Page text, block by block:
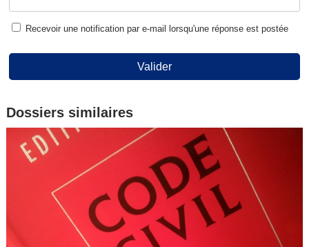
Recevoir une notification par e-mail lorsqu'une réponse est postée
Valider
Dossiers similaires